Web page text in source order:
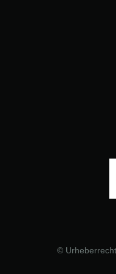
©